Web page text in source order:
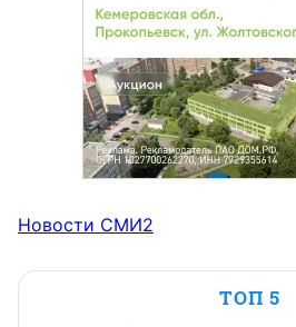
Новости СМИ2
ТОП 5